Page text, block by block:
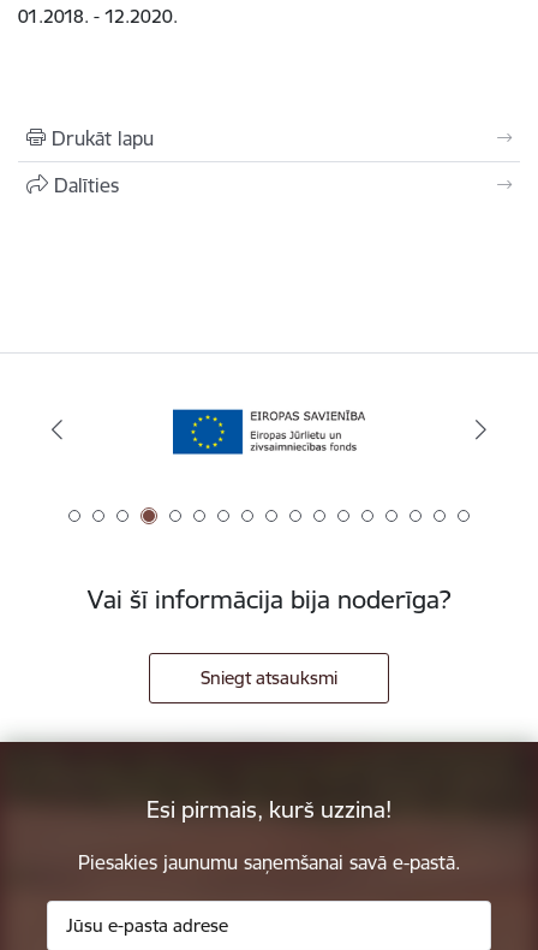
01.2018. - 12.2020.
Drukāt lapu
Dalīties
Vai šī informācija bija noderīga?
Sniegt atsauksmi
Esi pirmais, kurš uzzina!
Piesakies jaunumu saņemšanai savā e-pastā.